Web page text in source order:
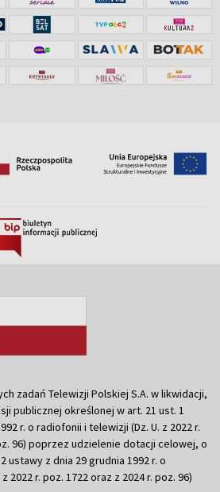
zadań Telewizji Polskiej S.A. w likwidacji,
publicznej określonej w art. 21 ust. 1
r. o radiofonii i telewizji (Dz. U. z 2022 r.
96) poprzez udzielenie dotacji celowej, o
ustawy z dnia 29 grudnia 1992 r. o
2022 r. poz. 1722 oraz z 2024 r. poz. 96)